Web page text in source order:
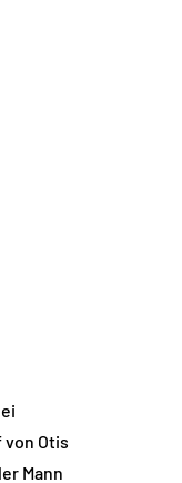
Otis
Mann